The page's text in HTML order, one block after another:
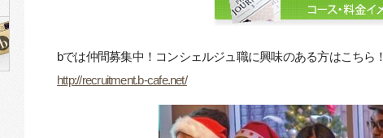
bでは仲間募集中！コンシェルジュ職に興味のある方はこちら！
http://recruitment.b-cafe.net/